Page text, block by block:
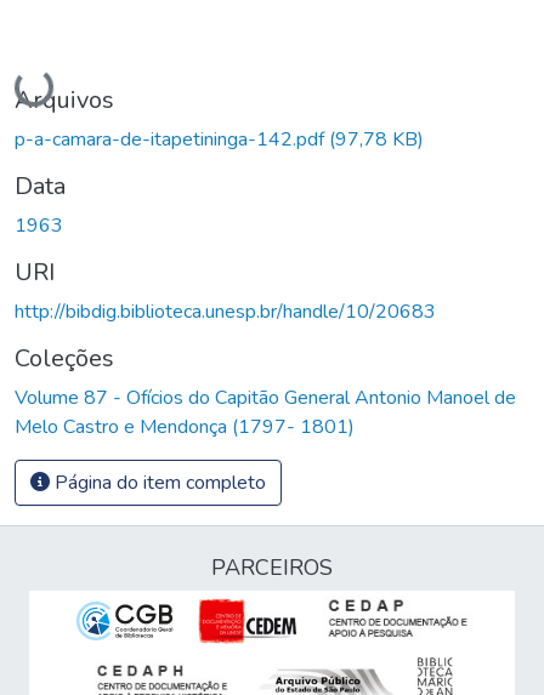
Carregando...
Arquivos
p-a-camara-de-itapetininga-142.pdf(97,78 KB)
Data
1963
URI
http://bibdig.biblioteca.unesp.br/handle/10/20683
Coleções
Volume 87 - Ofícios do Capitão General Antonio Manoel de
Melo Castro e Mendonça (1797- 1801)
Página do item completo
PARCEIROS